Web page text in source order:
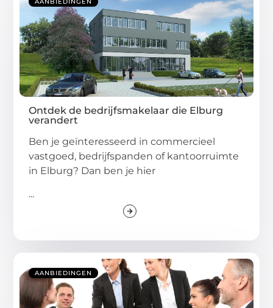
Ontdek de bedrijfsmakelaar die Elburg
verandert
Ben je geïnteresseerd in commercieel
vastgoed, bedrijfspanden of kantoorruimte
in Elburg? Dan ben je hier
...
AANBIEDINGEN